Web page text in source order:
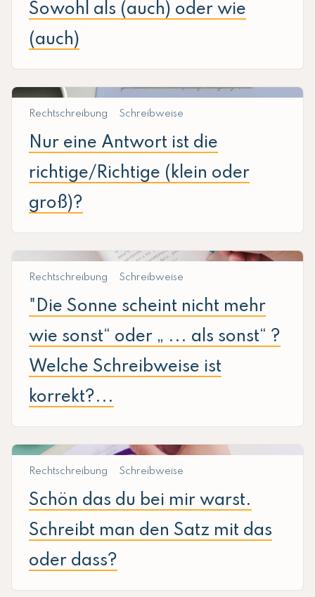
Sowohl als (auch) oder wie
(auch)
Rechtschreibung Schreibweise
Nur eine Antwort ist die
richtige/Richtige (klein oder
groß)?
Rechtschreibung Schreibweise
"Die Sonne scheint nicht mehr
wie sonst“ oder „ ... als sonst“ ?
Welche Schreibweise ist
korrekt?...
Rechtschreibung Schreibweise
Schön das du bei mir warst.
Schreibt man den Satz mit das
oder dass?